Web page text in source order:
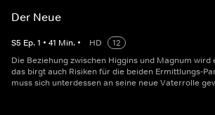
Der Neue
S5 Ep.1 • 41 Min. • HD
12
Die Beziehung zwischen Higgins und Magnum wird
das birgt auch Risiken für die beiden Ermittlungs-
muss sich unterdessen an seine neue Vaterrolle